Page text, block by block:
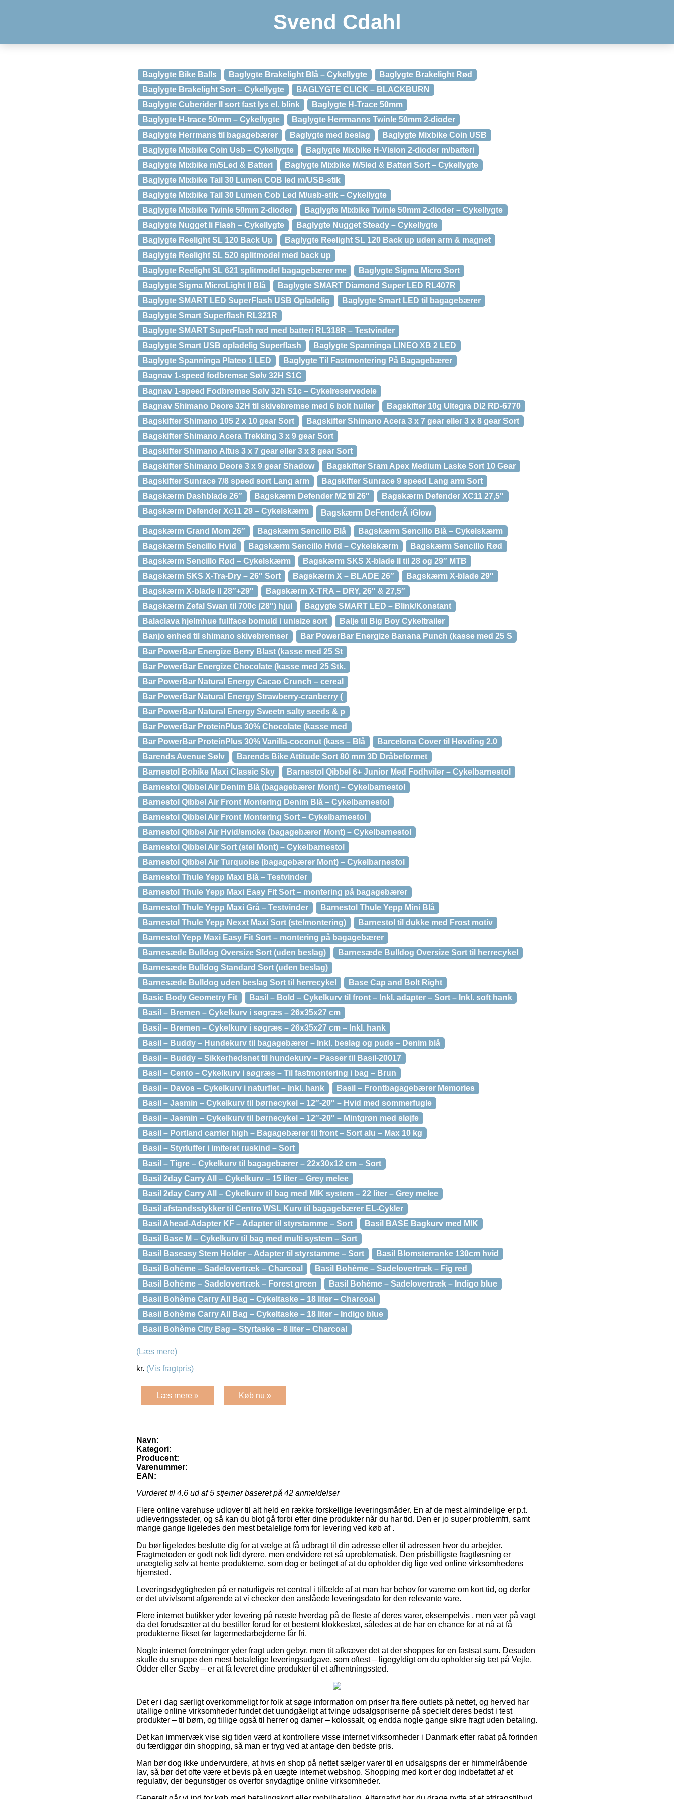
Svend Cdahl
Baglygte Bike Balls Baglygte Brakelight Blå – Cykellygte
Baglygte Brakelight Rød
Baglygte Brakelight Sort – Cykellygte
BAGLYGTE CLICK – BLACKBURN
Baglygte Cuberider II sort fast lys el. blink
Baglygte H-Trace 50mm
Baglygte H-trace 50mm – Cykellygte
Baglygte Herrmanns Twinle 50mm 2-dioder
Baglygte Herrmans til bagagebærer
Baglygte med beslag
Baglygte Mixbike Coin USB
Baglygte Mixbike Coin Usb – Cykellygte
Baglygte Mixbike H-Vision 2-dioder m/batteri
Baglygte Mixbike m/5Led & Batteri
Baglygte Mixbike M/5led & Batteri Sort – Cykellygte
Baglygte Mixbike Tail 30 Lumen COB led m/USB-stik
Baglygte Mixbike Tail 30 Lumen Cob Led M/usb-stik – Cykellygte
Baglygte Mixbike Twinle 50mm 2-dioder
Baglygte Mixbike Twinle 50mm 2-dioder – Cykellygte
Baglygte Nugget Ii Flash – Cykellygte
Baglygte Nugget Steady – Cykellygte
Baglygte Reelight SL 120 Back Up
Baglygte Reelight SL 120 Back up uden arm & magnet
Baglygte Reelight SL 520 splitmodel med back up
Baglygte Reelight SL 621 splitmodel bagagebærer me
Baglygte Sigma Micro Sort
Baglygte Sigma MicroLight II Blå
Baglygte SMART Diamond Super LED RL407R
Baglygte SMART LED SuperFlash USB Opladelig
Baglygte Smart LED til bagagebærer
Baglygte Smart Superflash RL321R
Baglygte SMART SuperFlash rød med batteri RL318R – Testvinder
Baglygte Smart USB opladelig Superflash
Baglygte Spanninga LINEO XB 2 LED
Baglygte Spanninga Plateo 1 LED
Baglygte Til Fastmontering På Bagagebærer
Bagnav 1-speed fodbremse Sølv 32H S1C
Bagnav 1-speed Fodbremse Sølv 32h S1c – Cykelreservedele
Bagnav Shimano Deore 32H til skivebremse med 6 bolt huller
Bagskifter 10g Ultegra DI2 RD-6770
Bagskifter Shimano 105 2 x 10 gear Sort
Bagskifter Shimano Acera 3 x 7 gear eller 3 x 8 gear Sort
Bagskifter Shimano Acera Trekking 3 x 9 gear Sort
Bagskifter Shimano Altus 3 x 7 gear eller 3 x 8 gear Sort
Bagskifter Shimano Deore 3 x 9 gear Shadow
Bagskifter Sram Apex Medium Laske Sort 10 Gear
Bagskifter Sunrace 7/8 speed sort Lang arm
Bagskifter Sunrace 9 speed Lang arm Sort
Bagskærm Dashblade 26″
Bagskærm Defender M2 til 26″
Bagskærm Defender XC11 27,5″
Bagskærm Defender Xc11 29 – Cykelskærm
Bagskærm DeFenderÃ iGlow
Bagskærm Grand Mom 26″ Bagskærm Sencillo Blå
Bagskærm Sencillo Blå – Cykelskærm
Bagskærm Sencillo Hvid
Bagskærm Sencillo Hvid – Cykelskærm
Bagskærm Sencillo Rød
Bagskærm Sencillo Rød – Cykelskærm
Bagskærm SKS X-blade II til 28 og 29″ MTB
Bagskærm SKS X-Tra-Dry – 26″ Sort
Bagskærm X – BLADE 26″
Bagskærm X-blade 29″
Bagskærm X-blade ll 28″+29″
Bagskærm X-TRA – DRY, 26″ & 27,5″
Bagskærm Zefal Swan til 700c (28″) hjul
Bagygte SMART LED – Blink/Konstant
Balaclava hjelmhue fullface bomuld i unisize sort
Balje til Big Boy Cykeltrailer
Banjo enhed til shimano skivebremser
Bar PowerBar Energize Banana Punch (kasse med 25 S
Bar PowerBar Energize Berry Blast (kasse med 25 St
Bar PowerBar Energize Chocolate (kasse med 25 Stk.
Bar PowerBar Natural Energy Cacao Crunch – cereal
Bar PowerBar Natural Energy Strawberry-cranberry (
Bar PowerBar Natural Energy Sweetn salty seeds & p
Bar PowerBar ProteinPlus 30% Chocolate (kasse med
Bar PowerBar ProteinPlus 30% Vanilla-coconut (kass – Blå
Barcelona Cover til Høvding 2.0
Barends Avenue Sølv
Barends Bike Attitude Sort 80 mm 3D Dråbeformet
Barnestol Bobike Maxi Classic Sky
Barnestol Qibbel 6+ Junior Med Fodhviler – Cykelbarnestol
Barnestol Qibbel Air Denim Blå (bagagebærer Mont) – Cykelbarnestol
Barnestol Qibbel Air Front Montering Denim Blå – Cykelbarnestol
Barnestol Qibbel Air Front Montering Sort – Cykelbarnestol
Barnestol Qibbel Air Hvid/smoke (bagagebærer Mont) – Cykelbarnestol
Barnestol Qibbel Air Sort (stel Mont) – Cykelbarnestol
Barnestol Qibbel Air Turquoise (bagagebærer Mont) – Cykelbarnestol
Barnestol Thule Yepp Maxi Blå – Testvinder
Barnestol Thule Yepp Maxi Easy Fit Sort – montering på bagagebærer
Barnestol Thule Yepp Maxi Grå – Testvinder
Barnestol Thule Yepp Mini Blå
Barnestol Thule Yepp Nexxt Maxi Sort (stelmontering)
Barnestol til dukke med Frost motiv
Barnestol Yepp Maxi Easy Fit Sort – montering på bagagebærer
Barnesæde Bulldog Oversize Sort (uden beslag)
Barnesæde Bulldog Oversize Sort til herrecykel
Barnesæde Bulldog Standard Sort (uden beslag)
Barnesæde Bulldog uden beslag Sort til herrecykel
Base Cap and Bolt Right
Basic Body Geometry Fit
Basil – Bold – Cykelkurv til front – Inkl. adapter – Sort – Inkl. soft hank
Basil – Bremen – Cykelkurv i søgræs – 26x35x27 cm
Basil – Bremen – Cykelkurv i søgræs – 26x35x27 cm – Inkl. hank
Basil – Buddy – Hundekurv til bagagebærer – Inkl. beslag og pude – Denim blå
Basil – Buddy – Sikkerhedsnet til hundekurv – Passer til Basil-20017
Basil – Cento – Cykelkurv i søgræs – Til fastmontering i bag – Brun
Basil – Davos – Cykelkurv i naturflet – Inkl. hank
Basil – Frontbagagebærer Memories
Basil – Jasmin – Cykelkurv til børnecykel – 12″-20″ – Hvid med sommerfugle
Basil – Jasmin – Cykelkurv til børnecykel – 12″-20″ – Mintgrøn med sløjfe
Basil – Portland carrier high – Bagagebærer til front – Sort alu – Max 10 kg
Basil – Styrluffer i imiteret ruskind – Sort
Basil – Tigre – Cykelkurv til bagagebærer – 22x30x12 cm – Sort
Basil 2day Carry All – Cykelkurv – 15 liter – Grey melee
Basil 2day Carry All – Cykelkurv til bag med MIK system – 22 liter – Grey melee
Basil afstandsstykker til Centro WSL Kurv til bagagebærer EL-Cykler
Basil Ahead-Adapter KF – Adapter til styrstamme – Sort
Basil BASE Bagkurv med MIK
Basil Base M – Cykelkurv til bag med multi system – Sort
Basil Baseasy Stem Holder – Adapter til styrstamme – Sort
Basil Blomsterranke 130cm hvid
Basil Bohème – Sadelovertræk – Charcoal
Basil Bohème – Sadelovertræk – Fig red
Basil Bohème – Sadelovertræk – Forest green
Basil Bohème – Sadelovertræk – Indigo blue
Basil Bohème Carry All Bag – Cykeltaske – 18 liter – Charcoal
Basil Bohème Carry All Bag – Cykeltaske – 18 liter – Indigo blue
Basil Bohème City Bag – Styrtaske – 8 liter – Charcoal
(Læs mere)
kr. (Vis fragtpris)
Læs mere » Køb nu »
Navn:
Kategori:
Producent:
Varenummer:
EAN:
Vurderet til 4.6 ud af 5 stjerner baseret på 42 anmeldelser
Flere online varehuse udlover til alt held en række forskellige leveringsmåder. En af de mest almindelige er p.t.
udleveringssteder, og så kan du blot gå forbi efter dine produkter når du har tid. Den er jo super problemfri, samt
mange gange ligeledes den mest betalelige form for levering ved køb af .
Du bør ligeledes beslutte dig for at vælge at få udbragt til din adresse eller til adressen hvor du arbejder.
Fragtmetoden er godt nok lidt dyrere, men endvidere ret så uproblematisk. Den prisbilligste fragtløsning er
unægtelig selv at hente produkterne, som dog er betinget af at du opholder dig lige ved online virksomhedens
hjemsted.
Leveringsdygtigheden på er naturligvis ret central i tilfælde af at man har behov for varerne om kort tid, og derfor
er det utvivlsomt afgørende at vi checker den anslåede leveringsdato for den relevante vare.
Flere internet butikker yder levering på næste hverdag på de fleste af deres varer, eksempelvis , men vær på vagt
da det forudsætter at du bestiller forud for et bestemt klokkeslæt, således at de har en chance for at nå at få
produkterne fikset før lagermedarbejderne får fri.
Nogle internet forretninger yder fragt uden gebyr, men tit afkræver det at der shoppes for en fastsat sum. Desuden
skulle du snuppe den mest betalelige leveringsudgave, som oftest – ligegyldigt om du opholder sig tæt på Vejle,
Odder eller Sæby – er at få leveret dine produkter til et afhentningssted.
Det er i dag særligt overkommeligt for folk at søge information om priser fra flere outlets på nettet, og herved har
utallige online virksomheder fundet det uundgåeligt at tvinge udsalgspriserne på specielt deres bedst i test
produkter – til børn, og tillige også til herrer og damer – kolossalt, og endda nogle gange sikre fragt uden betaling.
Det kan immervæk vise sig tiden værd at kontrollere visse internet virksomheder i Danmark efter rabat på forinden
du færdiggør din shopping, så man er tryg ved at antage den bedste pris.
Man bør dog ikke undervurdere, at hvis en shop på nettet sælger varer til en udsalgspris der er himmelråbende
lav, så bør det ofte være et bevis på en uægte internet webshop. Shopping med kort er dog indbefattet af et
regulativ, der begunstiger os overfor snydagtige online virksomheder.